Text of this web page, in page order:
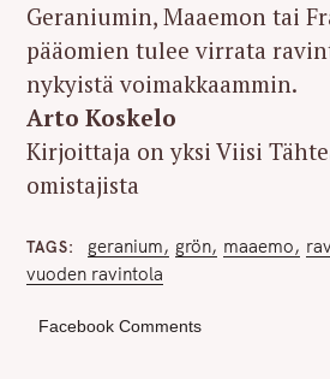
Geraniumin, Maaemon tai
pääomien tulee virrata
nykyistä voimakkaammin.
Arto Koskelo
Kirjoittaja on yksi Viisi
omistajista
TAGS geranium grön maaemo
vuoden ravintola
Facebook Comments